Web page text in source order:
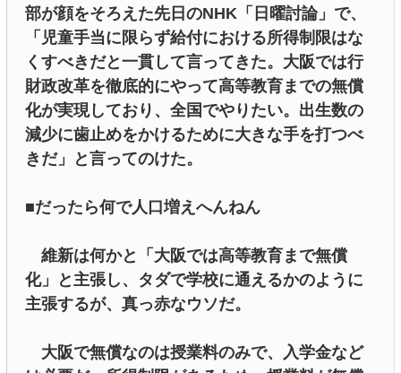
部が顔をそろえた先日のNHK「日曜討論」で、
「児童手当に限らず給付における所得制限はな
くすべきだと一貫して言ってきた。大阪では行
財政改革を徹底的にやって高等教育までの無償
化が実現しており、全国でやりたい。出生数の
減少に歯止めをかけるために大きな手を打つべ
きだ」と言ってのけた。
■だったら何で人口増えへんねん
維新は何かと「大阪では高等教育まで無償
化」と主張し、タダで学校に通えるかのように
主張するが、真っ赤なウソだ。
大阪で無償なのは授業料のみで、入学金など